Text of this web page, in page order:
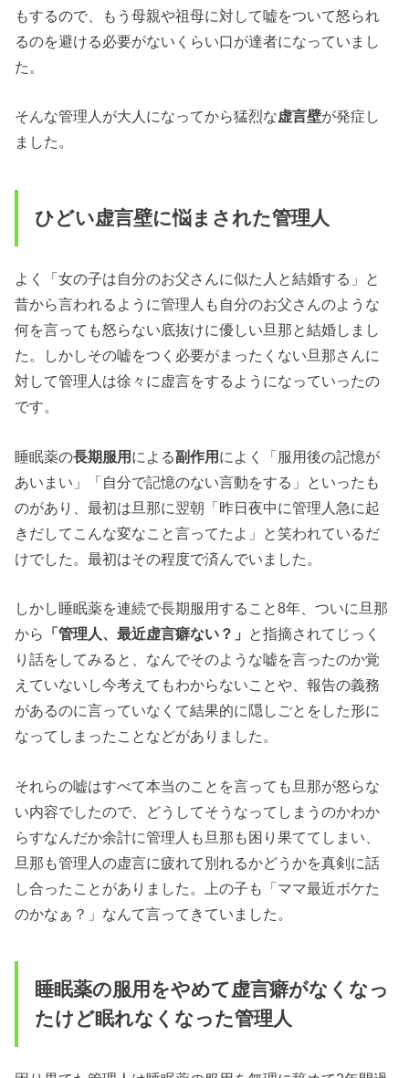
もするので、もう母親や祖母に対して嘘をついて怒られ
るのを避ける必要がないくらい口が達者になっていまし
た。
そんな管理人が大人になってから猛烈な虚言壁が発症し
ました。
ひどい虚言壁に悩まされた管理人
よく「女の子は自分のお父さんに似た人と結婚する」と
昔から言われるように管理人も自分のお父さんのような
何を言っても怒らない底抜けに優しい旦那と結婚しまし
た。しかしその嘘をつく必要がまったくない旦那さんに
対して管理人は徐々に虚言をするようになっていったの
です。
睡眠薬の長期服用 による副作用 によく「服用後の記憶が
あいまい」「自分で記憶のない言動をする」といったも
のがあり、最初は旦那に翌朝「昨日夜中に管理人急に起
きだしてこんな変なこと言ってたよ」と笑われているだ
けでした。最初はその程度で済んでいました。
しかし睡眠薬を連続で長期服用すること8年、ついに旦那
から
「管理人、最近虚言癖ない？」 と指摘されてじっく
り話をしてみると、なんでそのような嘘を言ったのか覚
えていないし今考えてもわからないことや、報告の義務
があるのに言っていなくて結果的に隠しごとをした形に
なってしまったことなどがありました。
それらの嘘はすべて本当のことを言っても旦那が怒らな
い内容でしたので、どうしてそうなってしまうのかわか
らすなんだか余計に管理人も旦那も困り果ててしまい、
旦那も管理人の虚言に疲れて別れるかどうかを真剣に話
し合ったことがありました。上の子も「ママ最近ボケた
のかなぁ？」なんて言ってきていました。
睡眠薬の服用をやめて虚言癖がなくなっ
たけど眠れなくなった管理人